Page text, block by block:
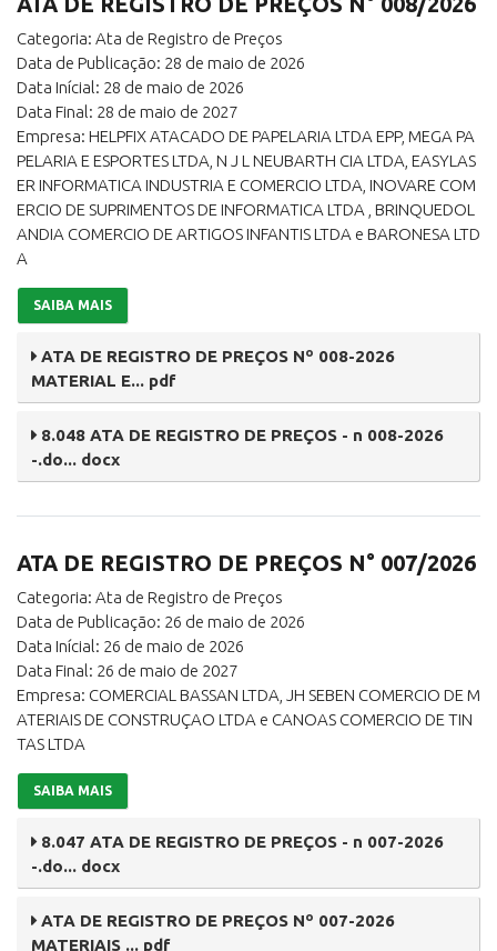
Categoria: Ata de Registro de Preços
Data de Publicação: 28 de maio de 2026
Data Inícial: 28 de maio de 2026
Data Final: 28 de maio de 2027
Empresa: HELPFIX ATACADO DE PAPELARIA LTDA EPP, MEGA PA
PELARIA E ESPORTES LTDA, N J L NEUBARTH CIA LTDA, EASYLAS
ER INFORMATICA INDUSTRIA E COMERCIO LTDA, INOVARE COM
ERCIO DE SUPRIMENTOS DE INFORMATICA LTDA , BRINQUEDOL
ANDIA COMERCIO DE ARTIGOS INFANTIS LTDA e BARONESA LTD
A
SAIBA MAIS
ATA DE REGISTRO DE PREÇOS Nº 008-2026
MATERIAL E... pdf
8.048 ATA DE REGISTRO DE PREÇOS - n 008-2026
-.do... docx
ATA DE REGISTRO DE PREÇOS N° 007/2026
Categoria: Ata de Registro de Preços
Data de Publicação: 26 de maio de 2026
Data Inícial: 26 de maio de 2026
Data Final: 26 de maio de 2027
Empresa: COMERCIAL BASSAN LTDA, JH SEBEN COMERCIO DE M
ATERIAIS DE CONSTRUÇAO LTDA e CANOAS COMERCIO DE TIN
TAS LTDA
SAIBA MAIS
8.047 ATA DE REGISTRO DE PREÇOS - n 007-2026
-.do... docx
ATA DE REGISTRO DE PREÇOS Nº 007-2026
MATERIAIS ... pdf